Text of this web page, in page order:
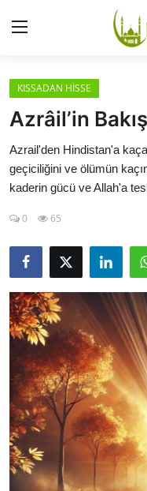
Giriş
GÜNDEM
HAKKIMIZDA
DESTEKLİYORUM
SURELER
NAMAZ
DUALAR
KİMDİR?
DİNİ MESAJLAR
KISSADAN HİSSE
KISSADAN HİSSE
Azrâil’in
Azrail'den Hindistan'a
geçiciliğini ve ölümün
kaderin gücü ve Allah'a
0 65